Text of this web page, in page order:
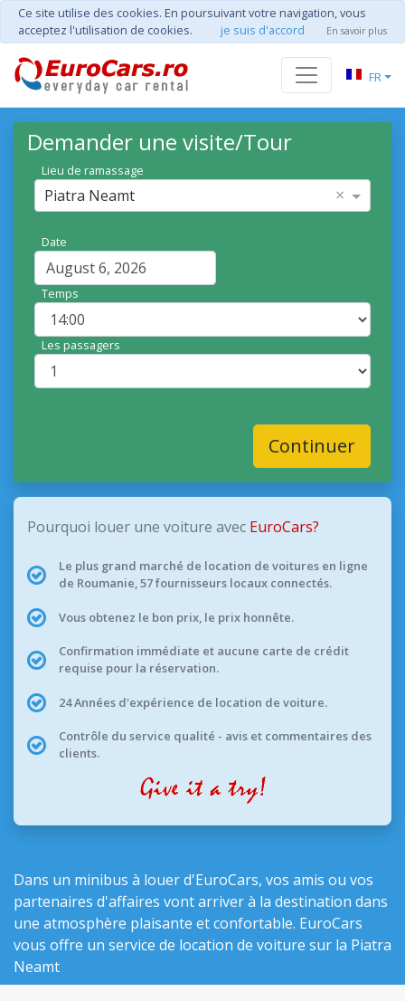
Ce site utilise des cookies. En poursuivant votre navigation, vous
acceptez l'utilisation de cookies.
je suis d'accord En savoir plus
FR
Demander une visite/Tour
Lieu de ramassage
Piatra Neamt ×
Date
Temps
Les passagers
Continuer
Pourquoi louer une voiture avec EuroCars?
Le plus grand marché de location de voitures en ligne
de Roumanie, 57 fournisseurs locaux connectés.
Vous obtenez le bon prix, le prix honnête.
Confirmation immédiate et aucune carte de crédit
requise pour la réservation.
24 Années d'expérience de location de voiture.
Contrôle du service qualité - avis et commentaires des
clients.
Dans un minibus à louer d'EuroCars, vos amis ou vos
partenaires d'affaires vont arriver à la destination dans
une atmosphère plaisante et confortable. EuroCars
vous offre un service de location de voiture sur la Piatra
Neamt